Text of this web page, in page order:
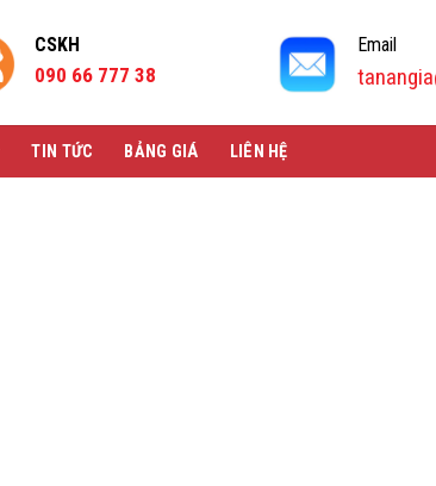
CSKH
090 66 777 38
Email
TIN TỨC BẢNG GIÁ LIÊN HỆ